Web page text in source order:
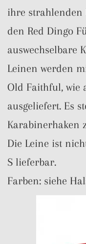
ihre strahlenden
den Red Dingo
auswechselbare
Leinen werden
Old Faithful, wie
ausgeliefert. Es
Karabinerhaken
Die Leine ist
S lieferbar.
Farben: siehe